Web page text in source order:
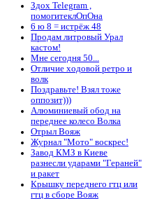
Здох Telegram ,
помогитеклОпОна
6 ю 8 = истрёж 48
Продам литровый Урал
кастом!
Мне сегодня 50...
Отличие ходовой ретро и
волк
Поздравьте! Взял тоже
оппозит)))
Алюминиевый обод на
переднее колесо Волка
Отрыл Вояж
Журнал "Мото" воскрес!
Завод КМЗ в Киеве
разнесли ударами "Гераней"
и ракет
Крышку переднего гтц или
гтц в сборе Вояж